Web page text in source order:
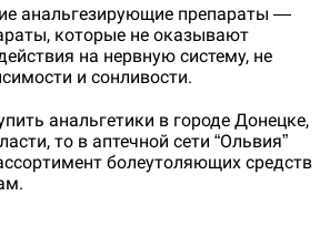
анальгезирующие препараты —
которые не оказывают
на нервную систему, не
и сонливости.
анальгетики в городе Донецке,
то в аптечной сети “Ольвия”
болеутоляющих средств